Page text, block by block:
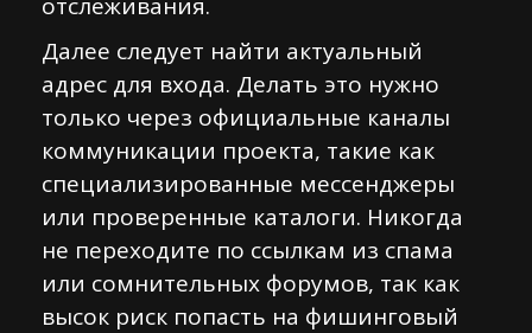
Далее следует найти актуальный
адрес для входа. Делать это нужно
только через официальные каналы
коммуникации проекта, такие как
специализированные мессенджеры
или проверенные каталоги. Никогда
не переходите по ссылкам из спама
или сомнительных форумов, так как
высок риск попасть на фишинговый